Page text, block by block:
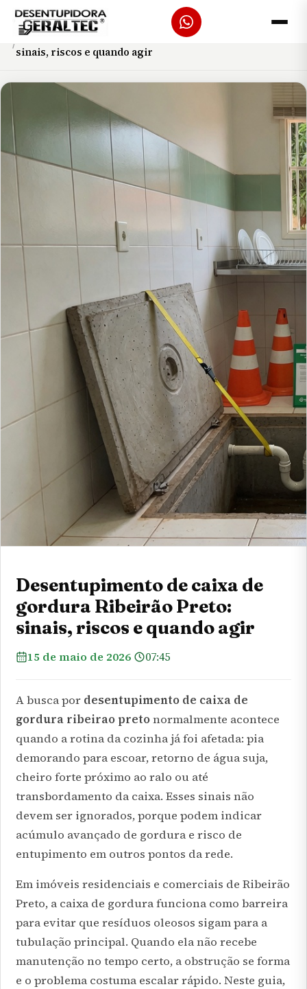
Início Blog
Desentupimento de caixa de gordura Ribeirão Preto:
sinais, riscos e quando agir
Desentupimento de caixa de
gordura Ribeirão Preto:
sinais, riscos e quando agir
15 de maio de 2026 07:45
A busca por desentupimento de caixa de
gordura ribeirao pretonormalmente acontece
quando a rotina da cozinha já foi afetada: pia
demorando para escoar, retorno de água suja,
cheiro forte próximo ao ralo ou até
transbordamento da caixa. Esses sinais não
devem ser ignorados, porque podem indicar
acúmulo avançado de gordura e risco de
entupimento em outros pontos da rede.
Em imóveis residenciais e comerciais de Ribeirão
Preto, a caixa de gordura funciona como barreira
para evitar que resíduos oleosos sigam para a
tubulação principal. Quando ela não recebe
manutenção no tempo certo, a obstrução se forma
e o problema costuma escalar rápido. Neste guia,